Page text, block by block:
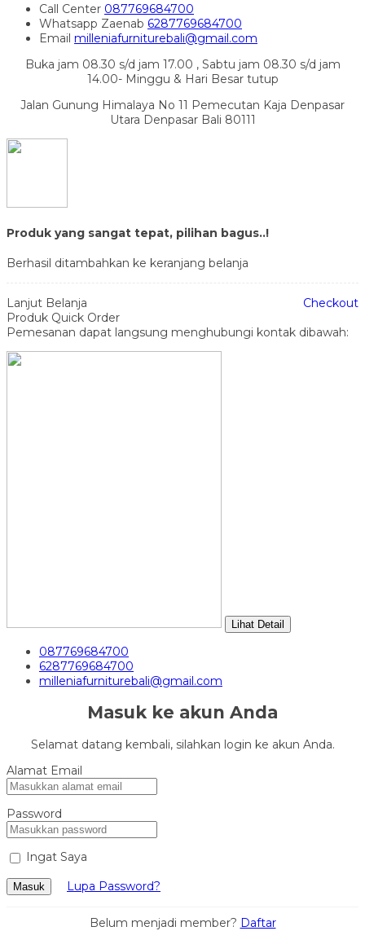
Call Center 087769684700
Whatsapp Zaenab 6287769684700
Email milleniafurniturebali@gmail.com
Buka jam 08.30 s/d jam 17.00 , Sabtu jam 08.30 s/d jam
14.00- Minggu & Hari Besar tutup
Jalan Gunung Himalaya No 11 Pemecutan Kaja Denpasar
Utara Denpasar Bali 80111
Produk yang sangat tepat, pilihan bagus..!
Berhasil ditambahkan ke keranjang belanja
Lanjut Belanja
Checkout
Produk Quick Order
Pemesanan dapat langsung menghubungi kontak dibawah:
Lihat Detail
087769684700
6287769684700
milleniafurniturebali@gmail.com
Masuk ke akun Anda
Selamat datang kembali, silahkan login ke akun Anda.
Alamat Email
Password
Ingat Saya
Masuk Lupa Password?
Belum menjadi member? Daftar